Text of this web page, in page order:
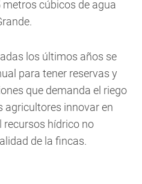
cúbicos de agua
los últimos años se
para tener reservas y
que demanda el riego
agricultores innovar en
recursos hídrico no
de la fincas.